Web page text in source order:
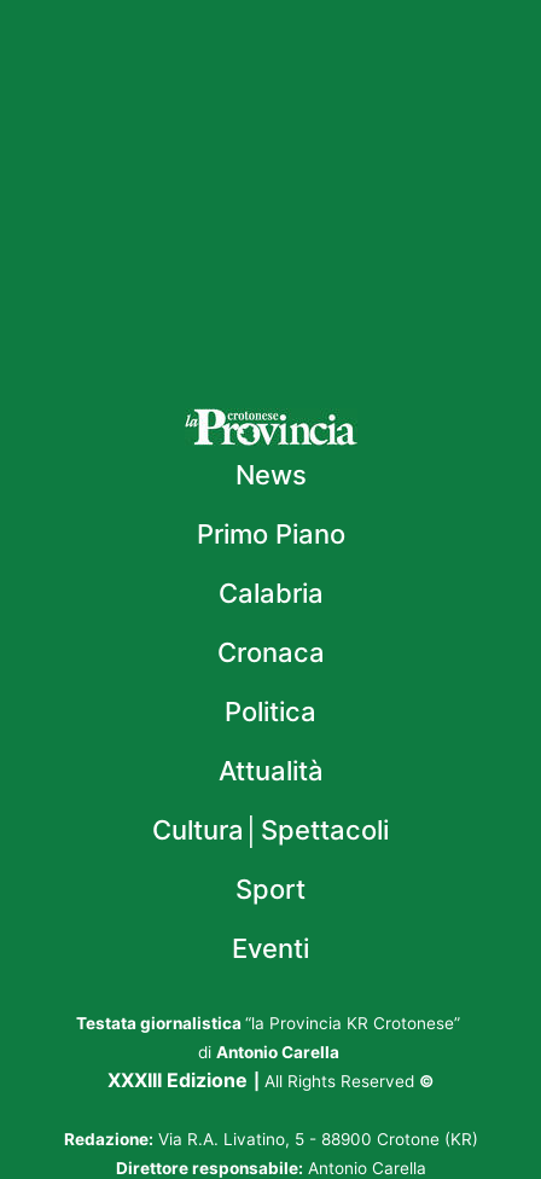
News
Primo Piano
Calabria
Cronaca
Politica
Attualità
Cultura│Spettacoli
Sport
Eventi
Testata giornalistica “la Provincia KR Crotonese”
di Antonio Carella
XXXIII Edizione All Rights Reserved ©
Redazione: Via R.A. Livatino, 5 - 88900 Crotone (KR)
Direttore responsabile: Antonio Carella